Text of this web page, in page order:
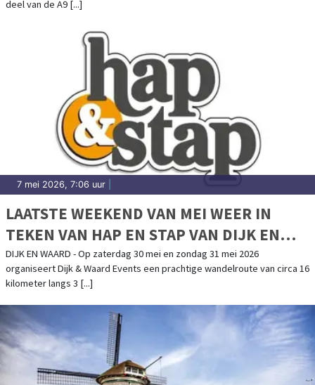
deel van de A9 [...]
7 mei 2026, 7:06 uur
LAATSTE WEEKEND VAN MEI WEER IN
TEKEN VAN HAP EN STAP VAN DIJK EN
WAARD EVENTS
DIJK EN WAARD - Op zaterdag 30 mei en zondag 31 mei 2026
organiseert Dijk & Waard Events een prachtige wandelroute van circa 16
kilometer langs 3 [...]